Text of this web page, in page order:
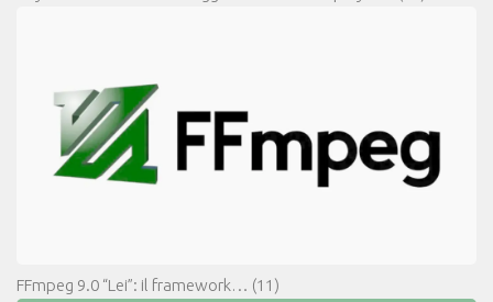
FFmpeg 9.0 “Lei”: il framework… (11)